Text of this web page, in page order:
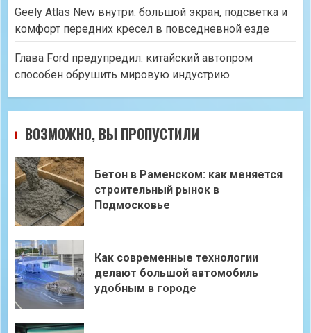
Geely Atlas New внутри: большой экран, подсветка и
комфорт передних кресел в повседневной езде
Глава Ford предупредил: китайский автопром
способен обрушить мировую индустрию
ВОЗМОЖНО, ВЫ ПРОПУСТИЛИ
Бетон в Раменском: как меняется
строительный рынок в
Подмосковье
Как современные технологии
делают большой автомобиль
удобным в городе